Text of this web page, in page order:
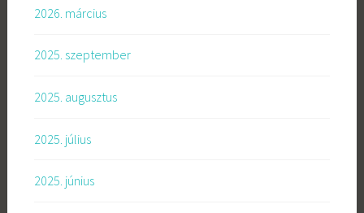
2026. március
2025. szeptember
2025. augusztus
2025. július
2025. június